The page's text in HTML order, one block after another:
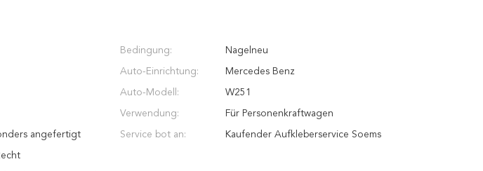
Bedingung: Nagelneu
Auto-Einrichtung: Mercedes Benz
Auto-Modell: W251
Verwendung: Für Personenkraftwagen
angefertigt Service bot an: Kaufender Aufkleberservice Soems